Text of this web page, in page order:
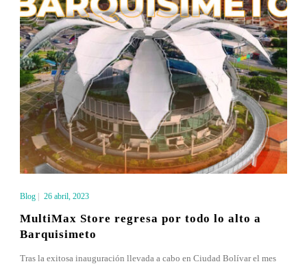
Blog| 26 abril, 2023
MultiMax Store regresa por todo lo alto a
Barquisimeto
Tras la exitosa inauguración llevada a cabo en Ciudad Bolívar el mes